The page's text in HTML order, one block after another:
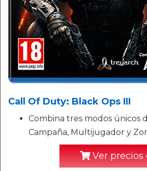
Call Of Duty: Black Ops III
Combina tres modos únicos
Campaña, Multijugador y
Ver precios